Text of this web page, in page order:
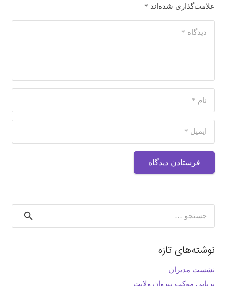
علامت‌گذاری شده‌اند *
فرستادن دیدگاه
نوشته‌های تازه
نشست مدیران
برپایی موکب پیروان ولایت